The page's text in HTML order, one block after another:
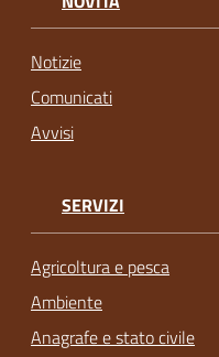
Notizie
Comunicati
Avvisi
SERVIZI
Agricoltura e pesca
Ambiente
Anagrafe e stato civile